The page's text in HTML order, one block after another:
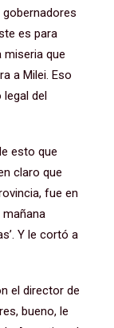
gobernadores
es para
que
a Milei. Eso
del
esto que
claro que
fue en
Y le cortó a
el director de
bueno, le